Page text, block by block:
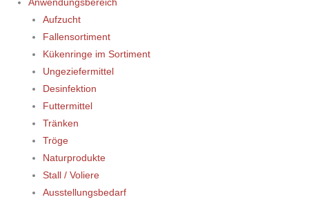
Anwendungsbereich
Aufzucht
Fallensortiment
Kükenringe im Sortiment
Ungeziefermittel
Desinfektion
Futtermittel
Tränken
Tröge
Naturprodukte
Stall / Voliere
Ausstellungsbedarf